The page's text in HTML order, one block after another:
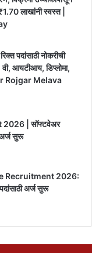
लाखांनी स्वस्त |
पदांसाठी नोकरीची
वी, आयटीआय, डिप्लोमा,
Rojgar Melava
| सॉफ्टवेअर
सुरू
Recruitment 2026:
अर्ज सुरू